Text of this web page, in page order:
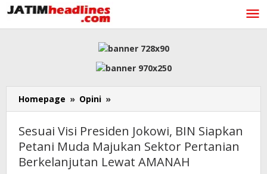
Lewati
ke
konten
Homepage » Opini »
Visi
Jokowi,
BIN
Siapkan
Sesuai Visi Presiden Jokowi, BIN Siapkan
Petani Muda Majukan Sektor Pertanian
Berkelanjutan Lewat AMANAH